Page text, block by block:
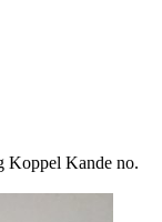
Koppel Kande no.